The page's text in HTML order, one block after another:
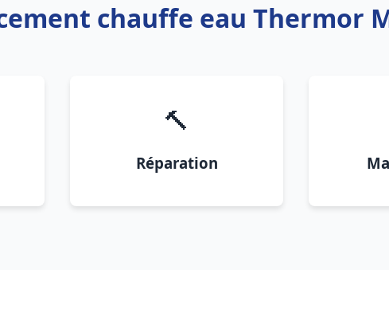
chauffe eau Thermor
🔨
Réparation